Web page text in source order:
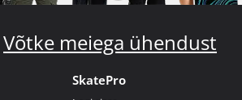
Võtke meiega ühendust
SkatePro